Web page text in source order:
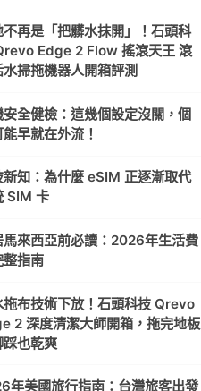
不再是「把髒水抹開」！石頭科
Edge 2 Flow 搖滾天王 滾
掃拖機器人開箱評測
安全健檢：這幾個設定沒關，個
早就在外流！
新知：為什麼 eSIM 正逐漸取代
SIM 卡
馬來西亞前必讀：2026年生活費
整指南
拖布技術下放！石頭科技 Qrevo
2 深度清潔大師開箱，拖完地板
踩也乾爽
年美國旅行指南：台灣旅客出發